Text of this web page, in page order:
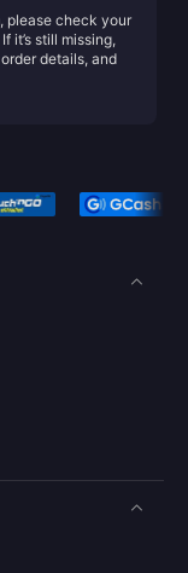
please check your
it’s still missing,
details, and